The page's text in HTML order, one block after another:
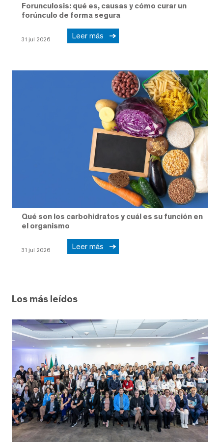
Forunculosis: qué es, causas y cómo curar un
forúnculo de forma segura
31 jul 2026 Leer más
Qué son los carbohidratos y cuál es su función en
el organismo
31 jul 2026 Leer más
Los más leídos